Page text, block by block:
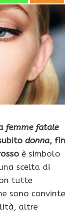
femme fatale
donna, fin
è simbolo
scelta di
tutte
sono convinte
altre